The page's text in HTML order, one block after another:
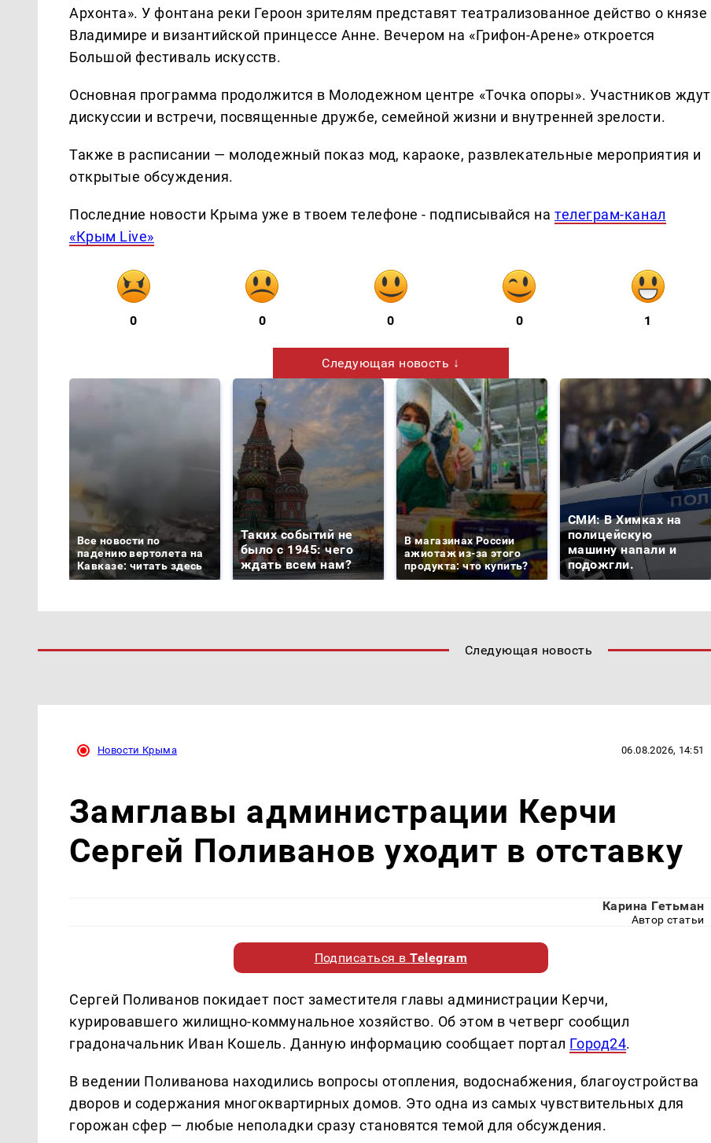
Архонта». У фонтана реки Героон зрителям представят театрализованное действо о князе
Владимире и византийской принцессе Анне. Вечером на «Грифон-Арене» откроется
Большой фестиваль искусств.
Основная программа продолжится в Молодежном центре «Точка опоры». Участников ждут
дискуссии и встречи, посвященные дружбе, семейной жизни и внутренней зрелости.
Также в расписании — молодежный показ мод, караоке, развлекательные мероприятия и
открытые обсуждения.
Последние новости Крыма уже в твоем телефоне - подписывайся нателеграм-канал
«Крым Live»
0 0 0 0 1
Следующая новость ↓
Все новости по
падению вертолета на
Кавказе: читать здесь
Таких событий не
было с 1945: чего
ждать всем нам?
В магазинах России
ажиотаж из-за этого
продукта: что купить?
СМИ: В Химках на
полицейскую
машину напали и
подожгли.
Следующая новость
Новости Крыма 06.08.2026, 14:51
Замглавы администрации Керчи
Сергей Поливанов уходит в отставку
Карина Гетьман
Автор статьи
Подписаться вTelegram
Сергей Поливанов покидает пост заместителя главы администрации Керчи,
курировавшего жилищно-коммунальное хозяйство. Об этом в четверг сообщил
градоначальник Иван Кошель. Данную информацию сообщает портал Город24.
В ведении Поливанова находились вопросы отопления, водоснабжения, благоустройства
дворов и содержания многоквартирных домов. Это одна из самых чувствительных для
горожан сфер — любые неполадки сразу становятся темой для обсуждения.